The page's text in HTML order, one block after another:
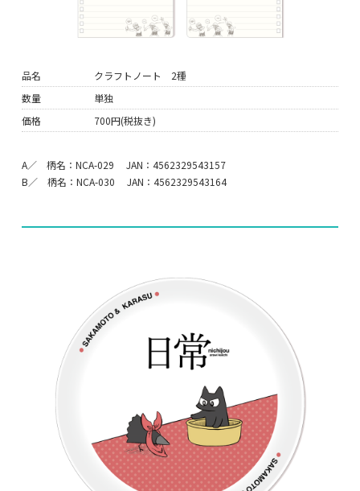
品名
クラフトノート 2種
数量
単独
価格
700円(税抜き)
A／ 柄名：NCA-029 JAN：4562329543157
B／ 柄名：NCA-030 JAN：4562329543164